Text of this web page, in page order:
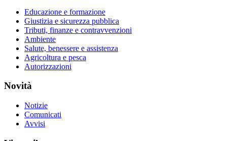
Educazione e formazione
Giustizia e sicurezza pubblica
Tributi, finanze e contravvenzioni
Ambiente
Salute, benessere e assistenza
Agricoltura e pesca
Autorizzazioni
Novità
Notizie
Comunicati
Avvisi